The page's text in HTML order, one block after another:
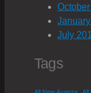
July
Tags